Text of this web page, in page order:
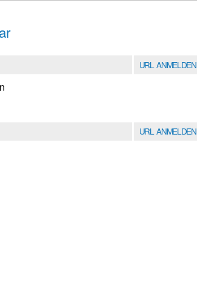
URL ANMELDEN
URL ANMELDEN